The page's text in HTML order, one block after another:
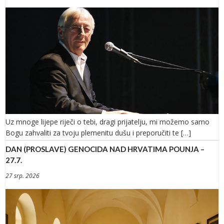
Uz mnoge lijepe riječi o tebi, dragi prijatelju, mi možemo samo
Bogu zahvaliti za tvoju plemenitu dušu i preporučiti te […]
DAN (PROSLAVE) GENOCIDA NAD HRVATIMA POUNJA –
27.7.
27 srp. 2026